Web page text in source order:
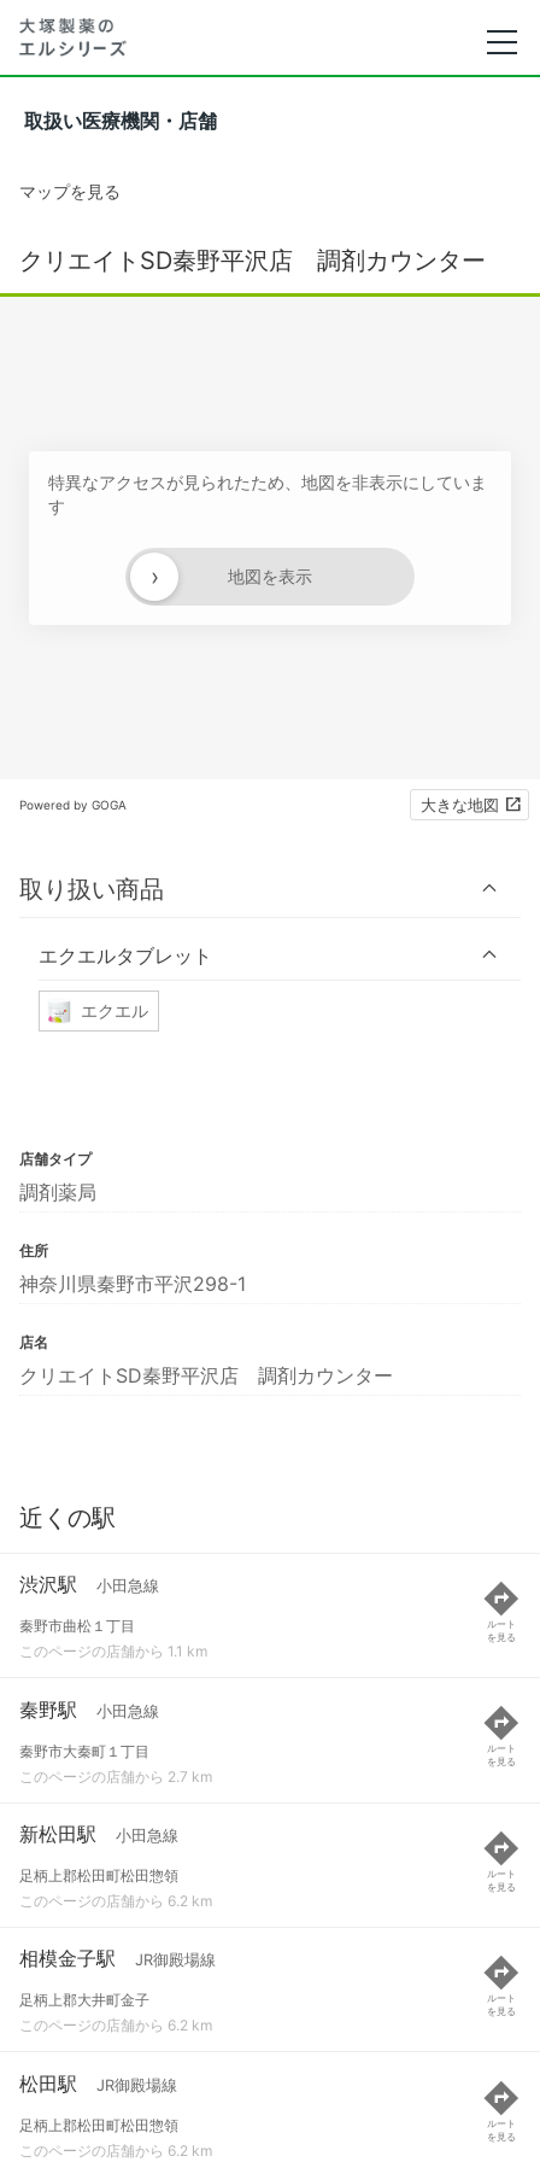
取扱い医療機関・店舗
マップを見る
クリエイトSD秦野平沢店 調剤カウンター
特異なアクセスが見られたため、地図を非表示にしていま
す
地図を表示
›
Powered by GOGA 大きな地図
取り扱い商品
エクエルタブレット
エクエル
店舗タイプ
調剤薬局
住所
神奈川県秦野市平沢298-1
店名
クリエイトSD秦野平沢店 調剤カウンター
近くの駅
渋沢駅 小田急線
秦野市曲松１丁目
このページの店舗から 1.1 km
ルート
を見る
秦野駅 小田急線
秦野市大秦町１丁目
このページの店舗から 2.7 km
ルート
を見る
新松田駅 小田急線
足柄上郡松田町松田惣領
このページの店舗から 6.2 km
ルート
を見る
相模金子駅 JR御殿場線
足柄上郡大井町金子
このページの店舗から 6.2 km
ルート
を見る
松田駅 JR御殿場線
足柄上郡松田町松田惣領
このページの店舗から 6.2 km
ルート
を見る